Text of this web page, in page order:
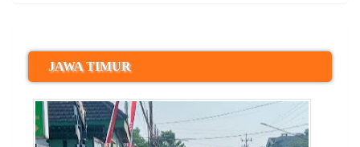
JAWA TIMUR